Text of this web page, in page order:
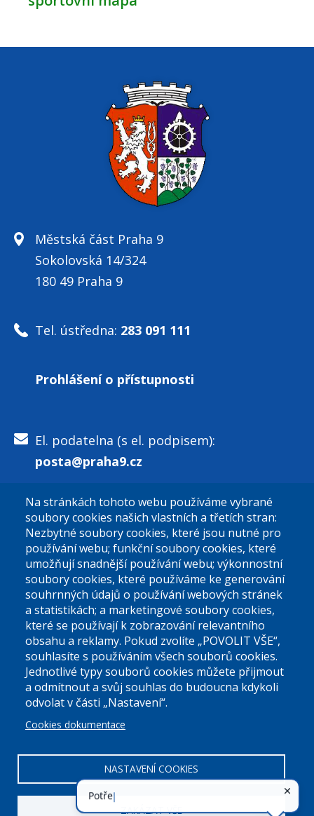
Městská část Praha 9
Sokolovská 14/324
180 49 Praha 9
Tel. ústředna: 283 091 111
Prohlášení o přístupnosti
El. podatelna (s el. podpisem):
posta@praha9.cz
El. podatelna (bez el. podpisu):
podatelna@praha9.cz
Úřední dny:
Po a St: 08.00-12.00; 13.00-18.00
Úřední hodiny
00063894DIČ:CZ00063894
Na stránkách tohoto webu používáme vybrané
soubory cookies našich vlastních a třetích stran:
Nezbytné soubory cookies, které jsou nutné pro
používání webu; funkční soubory cookies, které
umožňují snadnější používání webu; výkonnostní
soubory cookies, které používáme ke generování
souhrnných údajů o používání webových stránek
a statistikách; a marketingové soubory cookies,
které se používají k zobrazování relevantního
obsahu a reklamy. Pokud zvolíte „POVOLIT VŠE“,
souhlasíte s používáním všech souborů cookies.
Jednotlivé typy souborů cookies můžete přijmout
a odmítnout a svůj souhlas do budoucna kdykoli
odvolat v části „Nastavení“.
Cookies dokumentace
NASTAVENÍ COOKIES
ZAKÁZAT VŠE